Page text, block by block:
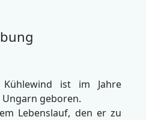
Kühlewind ist im Jahre
Ungarn geboren.
Lebenslauf, den er zu